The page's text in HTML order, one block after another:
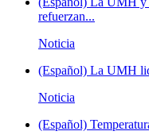
refuerzan...
Noticia
(Español) La UMH
Noticia
(Español)